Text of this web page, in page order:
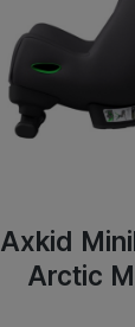
Axkid
Arctic